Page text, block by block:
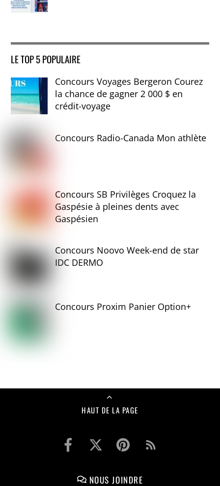
LE TOP 5 POPULAIRE
Concours Voyages Bergeron Courez
la chance de gagner 2 000 $ en
crédit-voyage
Concours Radio-Canada Mon athlète
Concours SB Privilèges Croquez la
Gaspésie à pleines dents avec
Gaspésien
Concours Noovo Week-end de star
IDC DERMO
Concours Proxim Panier Option+
HAUT DE LA PAGE
NOUS JOINDRE